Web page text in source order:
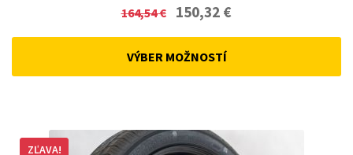
164,54€ Original
was:
150,32 €
VÝBER MOŽNOSTÍ
ZĽAVA!